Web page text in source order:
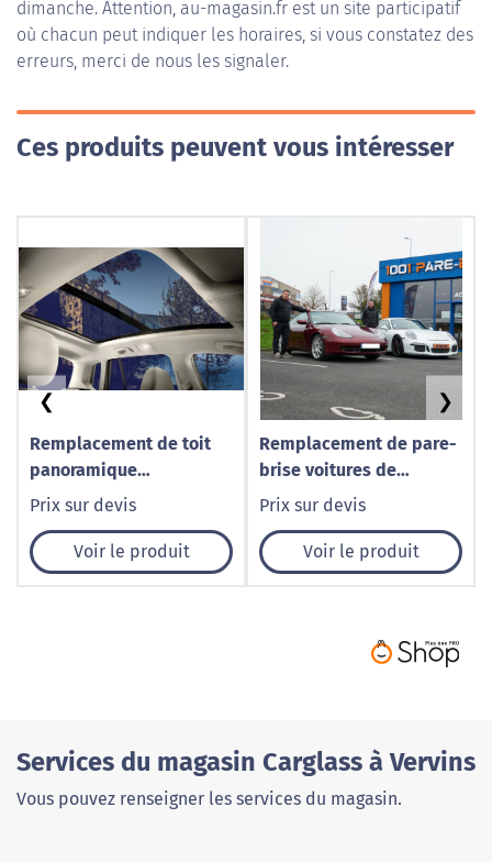
dimanche. Attention, au-magasin.fr est un site participatif
où chacun peut indiquer les horaires, si vous constatez des
erreurs, merci de nous les signaler.
Ces produits peuvent vous intéresser
Remplacement de toit
panoramique
automobile à Caudry –
Prix sur devis
Voir le produit
Remplacement de pare-
brise voitures de
prestige et sportives à
Prix sur devis
Voir le produit
❮ ❯
Services du magasin Carglass à Vervins
Vous pouvez renseigner les services du magasin.